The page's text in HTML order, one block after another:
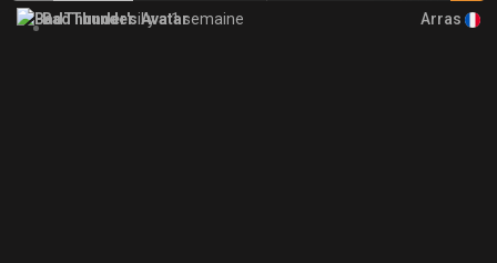
BadThunderil y a 1 semaine Arras